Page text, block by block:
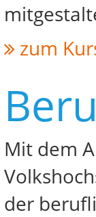
zum
Mit dem
der